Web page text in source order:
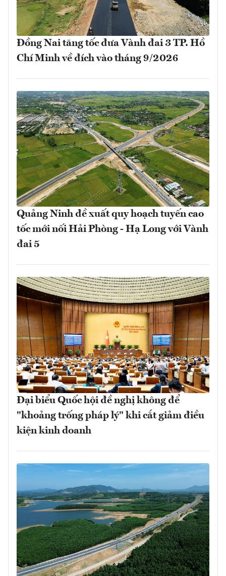
Đồng Nai tăng tốc đưa Vành đai 3 TP. Hồ
Chí Minh về đích vào tháng 9/2026
Quảng Ninh đề xuất quy hoạch tuyến cao
tốc mới nối Hải Phòng - Hạ Long với Vành
đai 5
Đại biểu Quốc hội đề nghị không để
"khoảng trống pháp lý" khi cắt giảm điều
kiện kinh doanh